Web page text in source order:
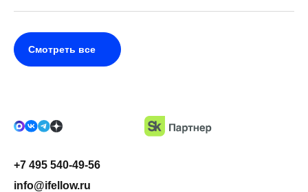
Смотреть все
+7 495 540-49-56
info@ifellow.ru